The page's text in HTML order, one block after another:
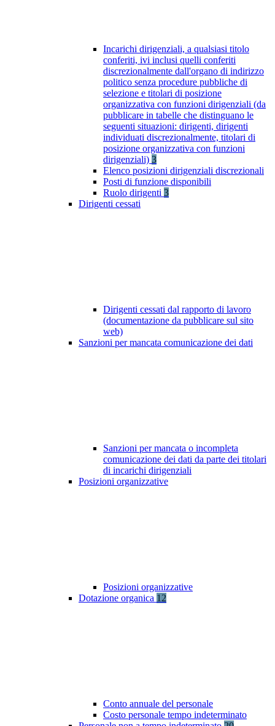
Incarichi dirigenziali, a qualsiasi titolo
conferiti, ivi inclusi quelli conferiti
discrezionalmente dall'organo di indirizzo
politico senza procedure pubbliche di
selezione e titolari di posizione
organizzativa con funzioni dirigenziali (da
pubblicare in tabelle che distinguano le
seguenti situazioni: dirigenti, dirigenti
individuati discrezionalmente, titolari di
posizione organizzativa con funzioni
dirigenziali) 3
Elenco posizioni dirigenziali discrezionali
Posti di funzione disponibili
Ruolo dirigenti 3
Dirigenti cessati
Dirigenti cessati dal rapporto di lavoro
(documentazione da pubblicare sul sito
web)
Sanzioni per mancata comunicazione dei dati
Sanzioni per mancata o incompleta
comunicazione dei dati da parte dei titolari
di incarichi dirigenziali
Posizioni organizzative
Posizioni organizzative
Dotazione organica 12
Conto annuale del personale
Costo personale tempo indeterminato